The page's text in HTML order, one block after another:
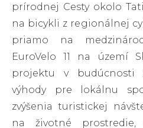
prírodnej Cesty okolo
na bicykli z regionálnej
priamo na
EuroVelo 11 na území
projektu v budúcnosti
výhody pre lokálnu
zvýšenia turistickej
na životné prostredie,